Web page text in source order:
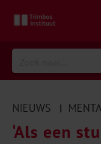
NIEUWS |
‘Als een